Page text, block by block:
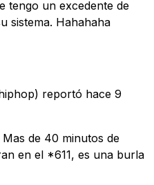
tengo un excedente de
sistema. Hahahaha
reportó hace 9
de 40 minutos de
en el *611, es una burla